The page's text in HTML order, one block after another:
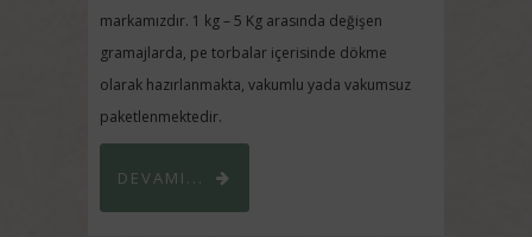
markamızdır. 1 kg – 5 Kg arasında değişen
gramajlarda, pe torbalar içerisinde dökme
olarak hazırlanmakta, vakumlu yada vakumsuz
paketlenmektedir.
DEVAMI...